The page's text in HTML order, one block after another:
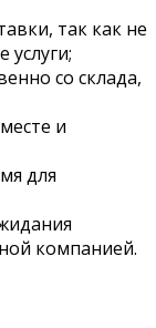
так как не
со склада,
и
для
компанией.